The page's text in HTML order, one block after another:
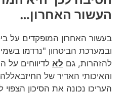
העשור האחרון…
בעשור האחרון המופקדים על
ובמערכת הביטחון "נרדמו
להזהרות, גם לא לדיווחים על
והאיכותי האדיר של
העריכו נכונה את הסיכון